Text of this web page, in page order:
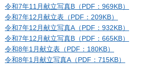
令和7年11月献立写真B（PDF：969KB）
令和7年12月献立表（PDF：209KB）
令和7年12月献立写真A（PDF：932KB）
令和7年12月献立写真B（PDF：665KB）
令和8年1月献立表（PDF：180KB）
令和8年1月献立写真A（PDF：715KB）